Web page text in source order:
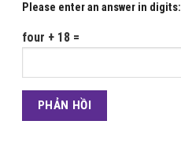
Please enter an answer in digits:
four + 18 =